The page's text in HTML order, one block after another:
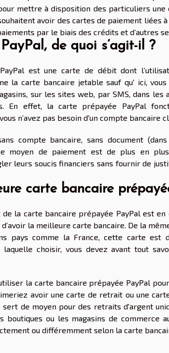
mettre à disposition des particuliers une
avoir des cartes de paiement liées
par le biais des crédits et d’autres
de quoi s’agit-il ?
est une carte de débit dont
la carte bancaire jetable sauf qu' ici,
sur les sites web, par SMS, dans
En effet, la carte prépayée PayPal
n’avez pas besoin d'un compte bancaire
compte bancaire, sans document
moyen de paiement est de plus en
leurs soucis financiers sans fournir de
carte bancaire
de la carte bancaire prépayée PayPal est
la meilleure carte bancaire. De la
pays comme la France, cette carte est
laquelle choisir, vous devez avant tout
la carte bancaire prépayée PayPal
avoir une carte de retrait ou une
sert de moyen pour des retraits d'argent
ou les magasins de commerce
ou différemment selon la carte